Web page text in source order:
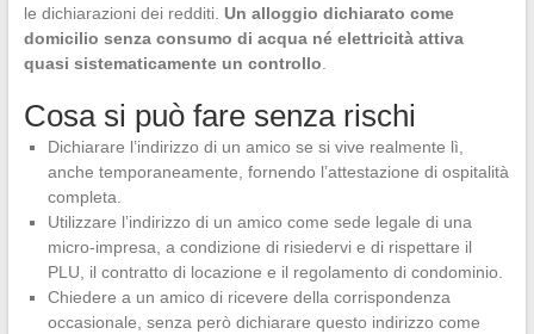
le dichiarazioni dei redditi. Un alloggio dichiarato come
domicilio senza consumo di acqua né elettricità attiva
quasi sistematicamente un controllo.
Cosa si può fare senza rischi
Dichiarare l’indirizzo di un amico se si vive realmente lì,
anche temporaneamente, fornendo l’attestazione di ospitalità
completa.
Utilizzare l’indirizzo di un amico come sede legale di una
micro-impresa, a condizione di risiedervi e di rispettare il
PLU, il contratto di locazione e il regolamento di condominio.
Chiedere a un amico di ricevere della corrispondenza
occasionale, senza però dichiarare questo indirizzo come